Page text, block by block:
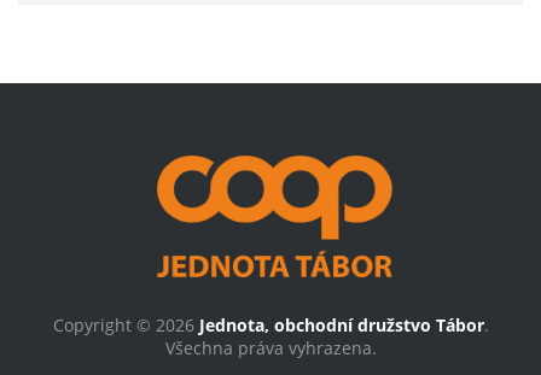
Copyright © 2026 Jednota, obchodní družstvo Tábor.
Všechna práva vyhrazena.